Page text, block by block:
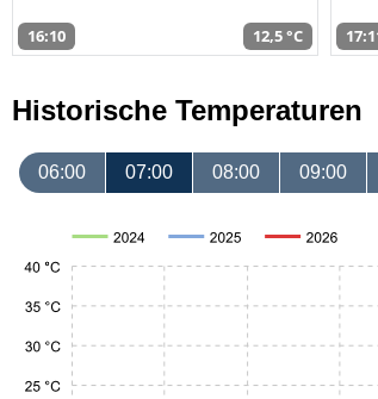
16:10 12,5 °C
Historische Temperaturen
06:00 07:00 08:00 09:00